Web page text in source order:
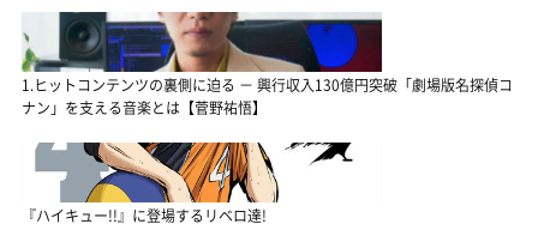
1.ヒットコンテンツの裏側に迫る － 興行収入130億円突破「劇場版名探偵コ
ナン」を支える音楽とは【菅野祐悟】
『ハイキュー!!』に登場するリベロ達!